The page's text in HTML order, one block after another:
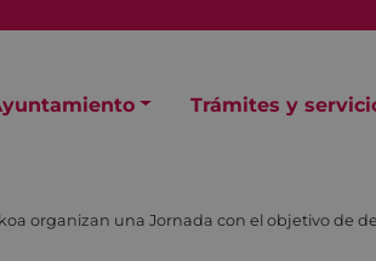
Trámites y
organizan una Jornada con el objetivo de